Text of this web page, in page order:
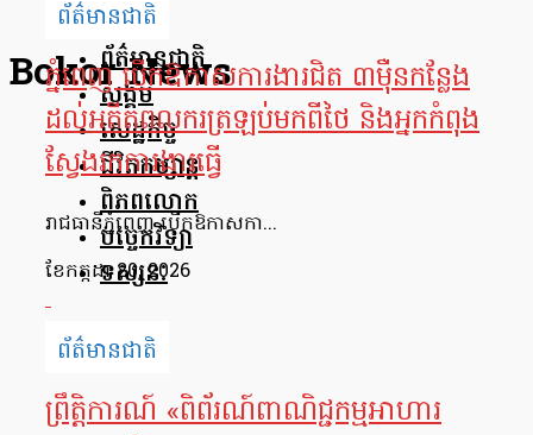
Bokor News
ព័ត៌មានជាតិ
សង្គម
សេដ្ឋកិច្ច
ជីវិតកម្សាន្ត
ពិភពលោក
បច្ចេកវិទ្យា
ទស្សនៈ
ព័ត៌មានជាតិ
ភ្នំពេញ បើកឱកាសការងារជិត ៣ម៉ឺនកន្លែង
ដល់អតីតពលករត្រឡប់មកពីថៃ និងអ្នកកំពុង
ស្វែងរកការងារធ្វើ
រាជធានីភ្នំពេញ បើកឱកាសកា...
ខែ​កក្កដា 20, 2026
ព័ត៌មានជាតិ
ព្រឹត្តិការណ៍ «ពិព័រណ៍ពាណិជ្ជកម្មអាហារ